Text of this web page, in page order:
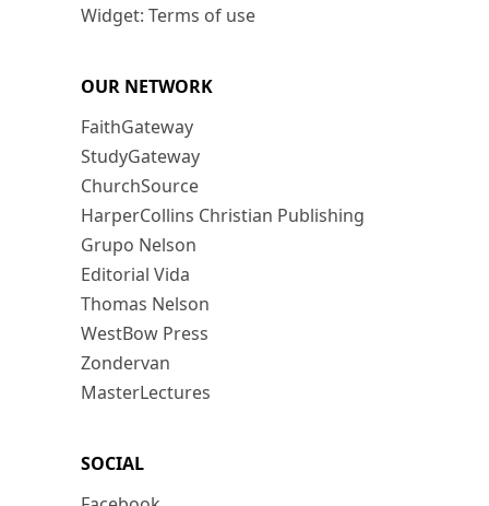
Widget: Terms of use
OUR NETWORK
FaithGateway
StudyGateway
ChurchSource
HarperCollins Christian Publishing
Grupo Nelson
Editorial Vida
Thomas Nelson
WestBow Press
Zondervan
MasterLectures
SOCIAL